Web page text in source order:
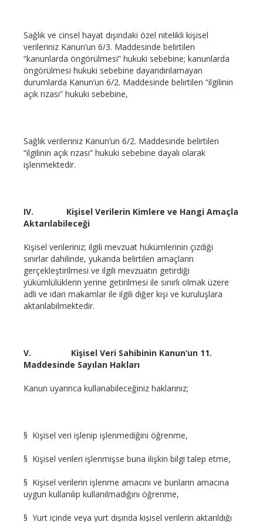
Sağlık ve cinsel hayat dışındaki özel nitelikli kişisel
verileriniz Kanun’un 6/3. Maddesinde belirtilen
“kanunlarda öngörülmesi” hukuki sebebine; kanunlarda
öngörülmesi hukuki sebebine dayandırılamayan
durumlarda Kanun’un 6/2. Maddesinde belirtilen “ilgilinin
açık rızası” hukuki sebebine,
Sağlık verileriniz Kanun’un 6/2. Maddesinde belirtilen
“ilgilinin açık rızası” hukuki sebebine dayalı olarak
işlenmektedir.
IV. Kişisel Verilerin Kimlere ve Hangi Amaçla
Aktarılabileceği
Kişisel verileriniz; ilgili mevzuat hükümlerinin çizdiği
sınırlar dahilinde, yukarıda belirtilen amaçların
gerçekleştirilmesi ve ilgili mevzuatın getirdiği
yükümlülüklerin yerine getirilmesi ile sınırlı olmak üzere
adli ve idari makamlar ile ilgili diğer kişi ve kuruluşlara
aktarılabilmektedir.
V. Kişisel Veri Sahibinin Kanun’un 11.
Maddesinde Sayılan Hakları
Kanun uyarınca kullanabileceğiniz haklarınız;
§ Kişisel veri işlenip işlenmediğini öğrenme,
§ Kişisel verileri işlenmişse buna ilişkin bilgi talep etme,
§ Kişisel verilerin işlenme amacını ve bunların amacına
uygun kullanılıp kullanılmadığını öğrenme,
§ Yurt içinde veya yurt dışında kişisel verilerin aktarıldığı